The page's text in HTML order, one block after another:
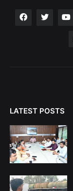
LATEST POSTS